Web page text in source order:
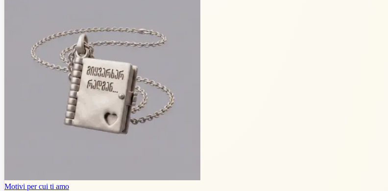
Motivi per cui ti amo